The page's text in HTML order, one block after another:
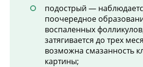
подострый —
поочередное
воспаленных
затягивается до трех
возможна смазанность
картины;